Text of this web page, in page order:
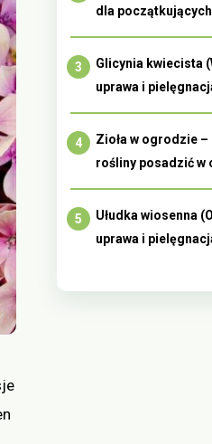
dla początkujących
Glicynia kwiecista
uprawa i
Zioła w ogrodzie
rośliny posadzić w
Ułudka wiosenna
uprawa i